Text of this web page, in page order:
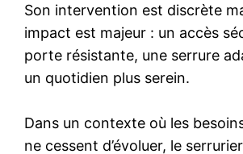
Son intervention est discrète
impact est majeur : un accès
porte résistante, une serrure
un quotidien plus serein.
Dans un contexte où les
ne cessent d’évoluer, le